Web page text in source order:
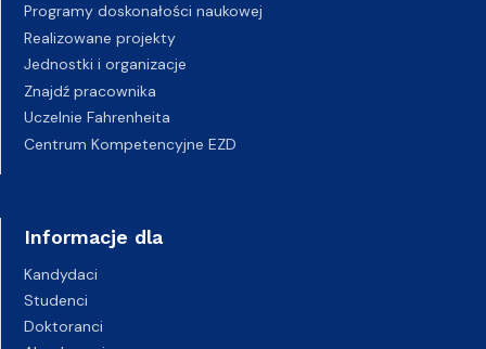
Programy doskonałości naukowej
Realizowane projekty
Jednostki i organizacje
Znajdź pracownika
Uczelnie Fahrenheita
Centrum Kompetencyjne EZD
Informacje dla
Kandydaci
Studenci
Doktoranci